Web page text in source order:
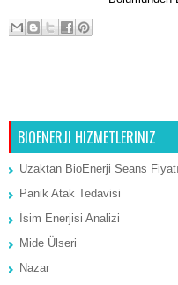
BIOENERJI HIZMETLERINIZ
Uzaktan BioEnerji Seans Fiyatı
Panik Atak Tedavisi
İsim Enerjisi Analizi
Mide Ülseri
Nazar